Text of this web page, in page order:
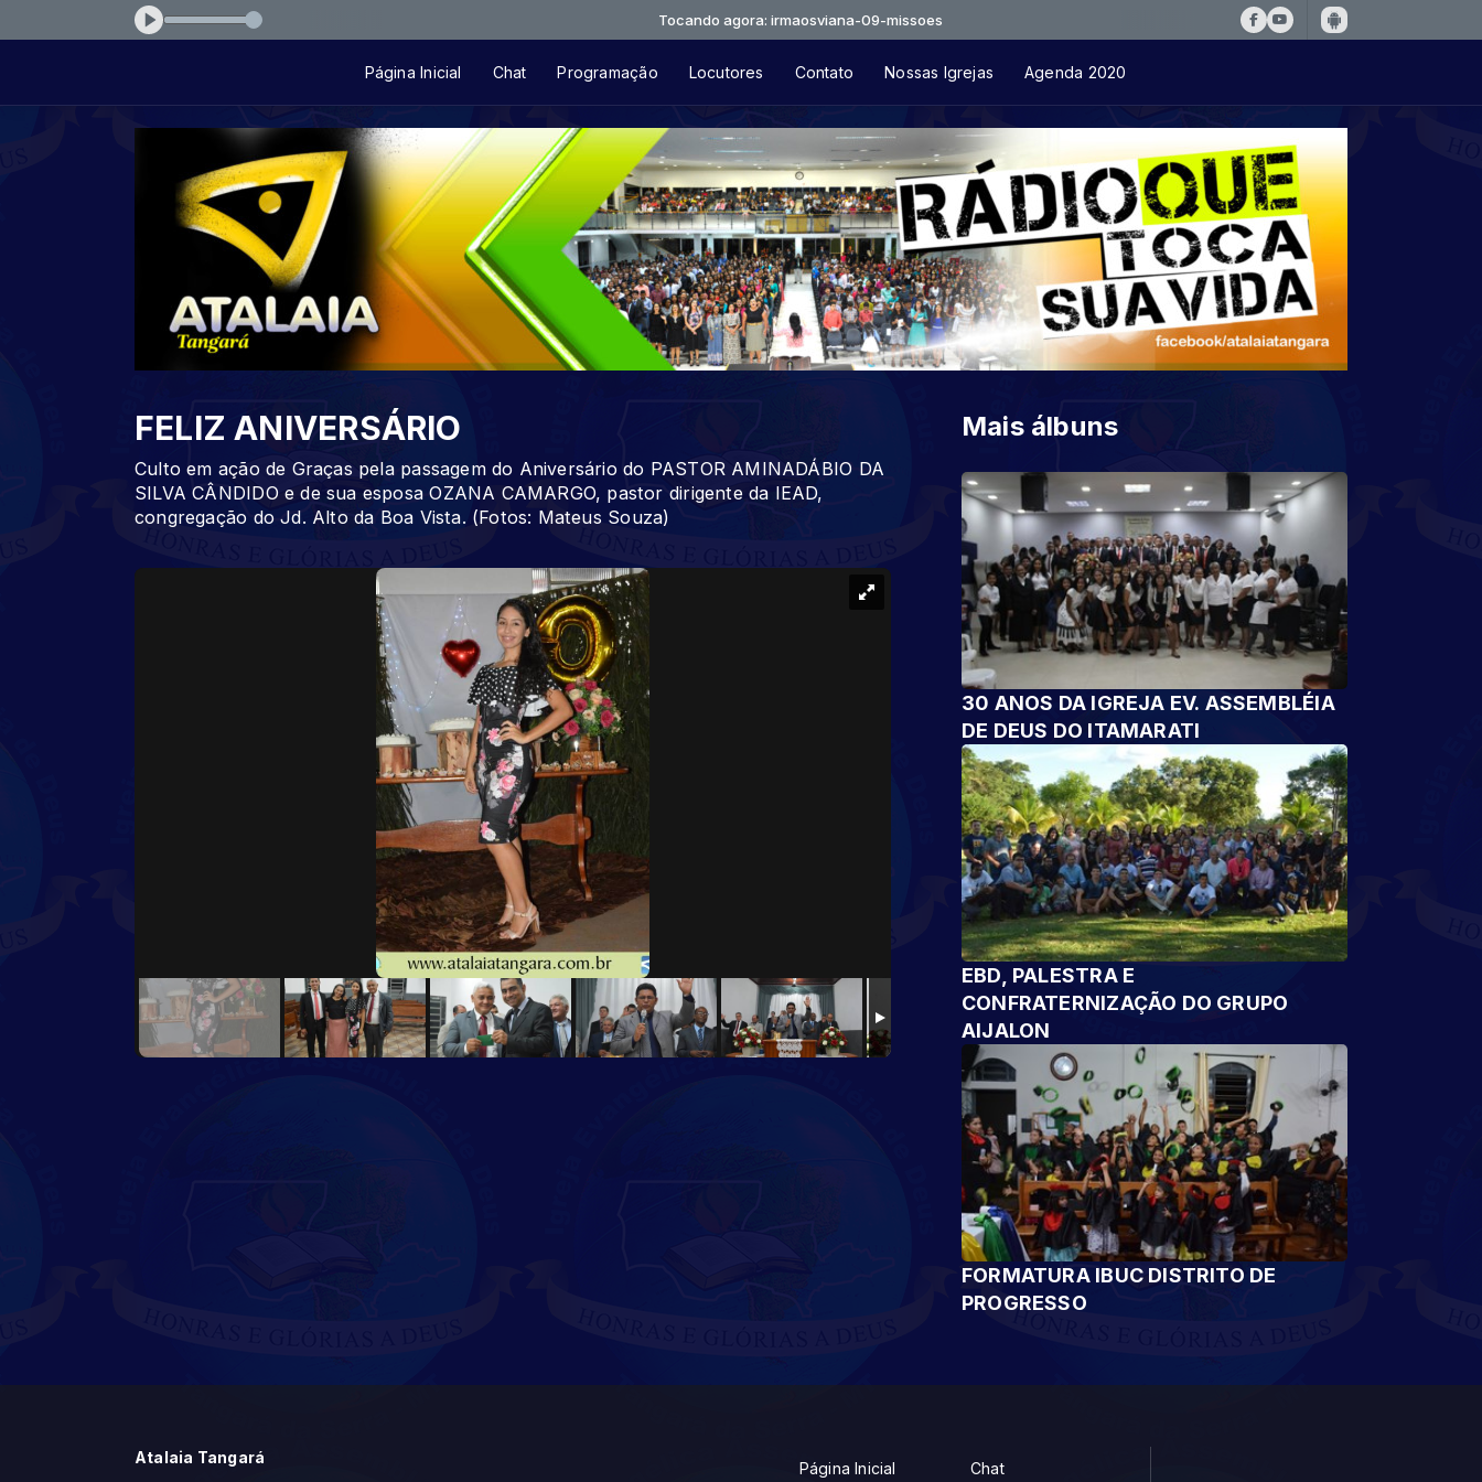
Tocando agora: irmaosviana-09-missoes
Página Inicial Chat Programação Locutores Contato Nossas Igrejas Agenda 2020
FELIZ ANIVERSÁRIO
Culto em ação de Graças pela passagem do Aniversário do PASTOR AMINADÁBIO DA
SILVA CÂNDIDO e de sua esposa OZANA CAMARGO, pastor dirigente da IEAD,
congregação do Jd. Alto da Boa Vista. (Fotos: Mateus Souza)
Mais álbuns
30 ANOS DA IGREJA EV. ASSEMBLÉIA
DE DEUS DO ITAMARATI
EBD, PALESTRA E
CONFRATERNIZAÇÃO DO GRUPO
AIJALON
FORMATURA IBUC DISTRITO DE
PROGRESSO
Atalaia Tangará
Página Inicial Chat